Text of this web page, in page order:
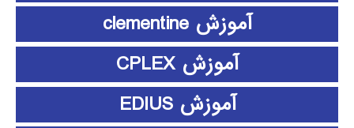
آموزش clementine
آموزش CPLEX
آموزش EDIUS